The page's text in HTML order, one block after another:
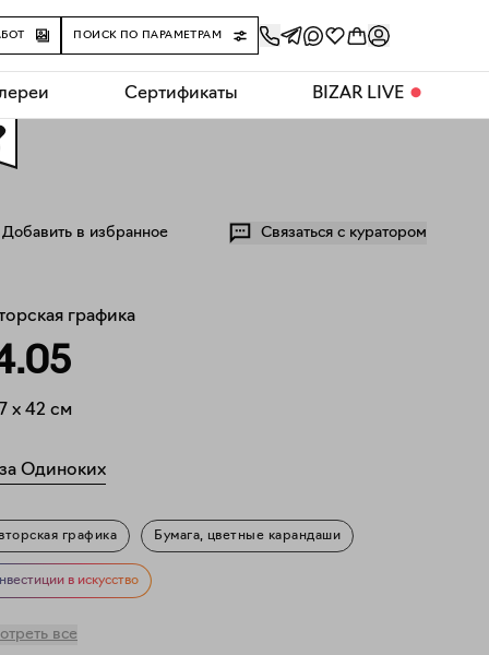
ПОИСК ПО ПАРАМЕТРАМ
Сертификаты BIZAR LIVE ⬤
Добавить в избранное Связаться с куратором
графика
x 42 см
Одиноких
графика Бумага, цветные карандаши
Гендер
в искусство
все